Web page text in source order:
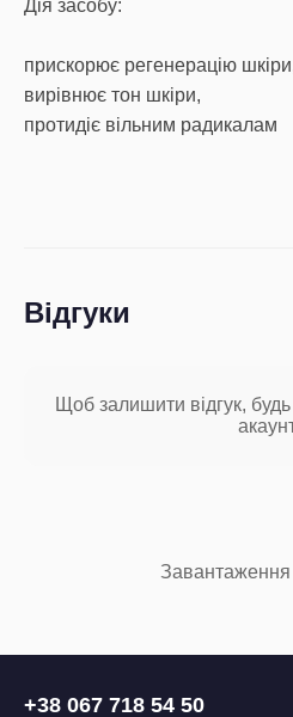
Дія засобу:
прискорює регенерацію
вирівнює тон шкіри,
протидіє вільним радикалам
Відгуки
Щоб залишити відгук,
Завантаження
+38 067 718 54 50